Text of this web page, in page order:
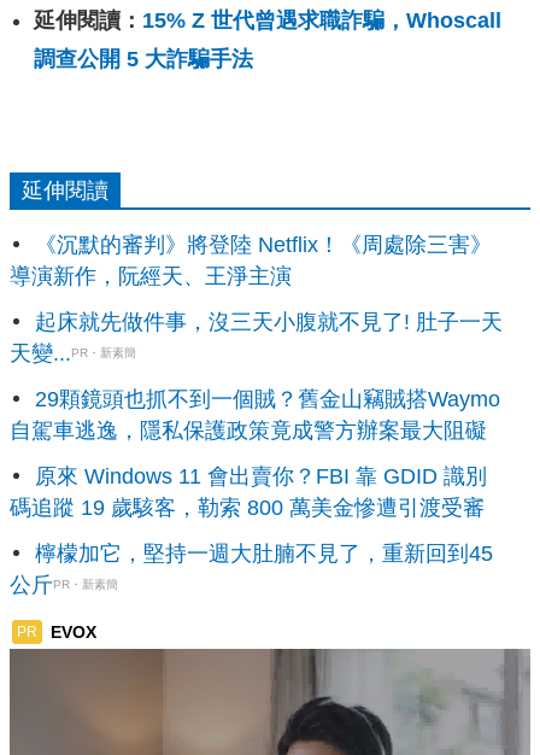
延伸閱讀： 15% Z 世代曾遇求職詐騙，Whoscall
調查公開 5 大詐騙手法
延伸閱讀
《沉默的審判》將登陸 Netflix！《周處除三害》
導演新作，阮經天、王淨主演
起床就先做件事，沒三天小腹就不見了! 肚子一天
天變...PR・新素簡
29顆鏡頭也抓不到一個賊？舊金山竊賊搭Waymo
自駕車逃逸，隱私保護政策竟成警方辦案最大阻礙
原來 Windows 11 會出賣你？FBI 靠 GDID 識別
碼追蹤 19 歲駭客，勒索 800 萬美金慘遭引渡受審
檸檬加它，堅持一週大肚腩不見了，重新回到45
公斤PR・新素簡
PR EVOX